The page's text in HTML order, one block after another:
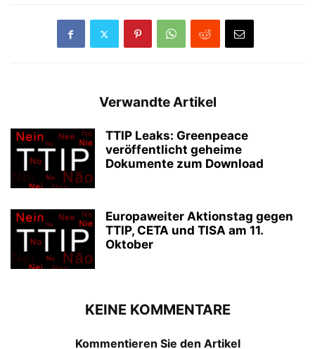
Verwandte Artikel
TTIP Leaks: Greenpeace
veröffentlicht geheime
Dokumente zum Download
Europaweiter Aktionstag gegen
TTIP, CETA und TISA am 11.
Oktober
KEINE KOMMENTARE
Kommentieren Sie den Artikel